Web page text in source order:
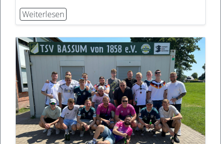
Weiterlesen